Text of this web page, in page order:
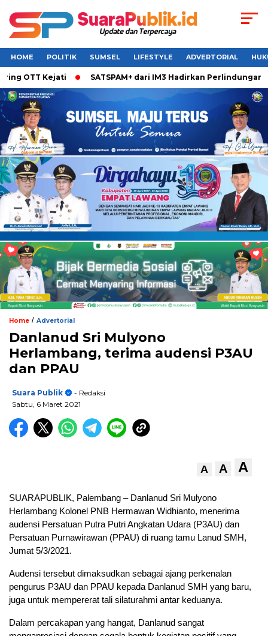
HOME POLITIK SUMSEL LIFESTYLE ADVERTORIAL
Kejati SATSPAM+ dari IM3 Hadirkan Perlindungan
Home / Advertorial
Danlanud Sri Mulyono
Herlambang, terima audensi P3AU
dan PPAU
Suara Publik
- Redaksi
Sabtu, 6 Maret 2021
A A A
SUARAPUBLIK, Palembang – Danlanud Sri Mulyono
Herlambang Kolonel PNB Hermawan Widhianto, menerima
audensi Persatuan Putra Putri Angkatan Udara (P3AU) dan
Persatuan Purnawirawan (PPAU) di ruang tamu Lanud SMH,
Jumat 5/3/2021.
Audensi tersebut dimaksudkan sebagai ajang perkenalan
pengurus P3AU dan PPAU kepada Danlanud SMH yang baru,
juga untuk mempererat tali silaturahmi antar keduanya.
Dalam percakapan yang hangat, Danlanud sangat